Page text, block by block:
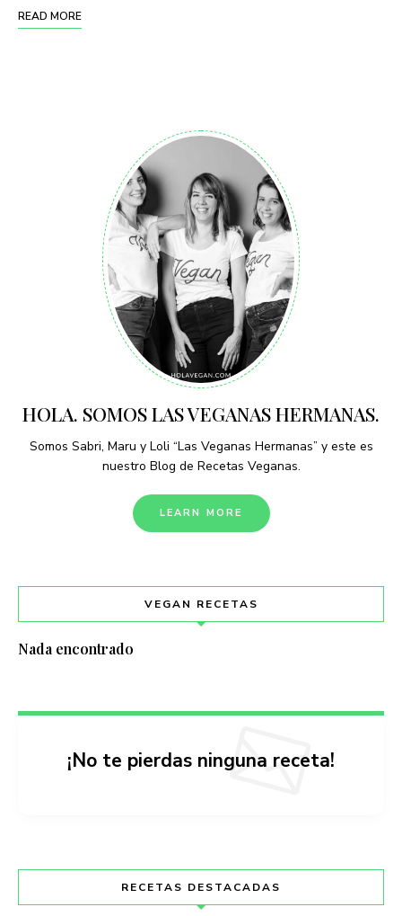
READ MORE
HOLA. SOMOS LAS VEGANAS HERMANAS.
Somos Sabri, Maru y Loli “Las Veganas Hermanas” y este es
nuestro Blog de Recetas Veganas.
LEARN MORE
VEGAN RECETAS
Nada encontrado
¡No te pierdas ninguna receta!
RECETAS DESTACADAS